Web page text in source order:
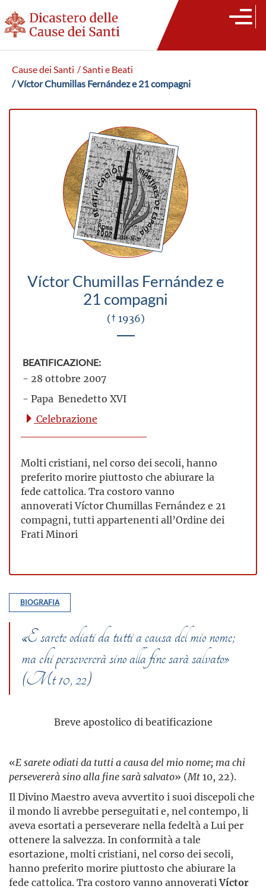
Cause dei Santi / Santi e Beati
/ Víctor Chumillas Fernández e 21 compagni
Víctor Chumillas Fernández e
21 compagni
(† 1936)
BEATIFICAZIONE:
- 28 ottobre 2007
- Papa Benedetto XVI
Celebrazione
Molti cristiani, nel corso dei secoli, hanno
preferito morire piuttosto che abiurare la
fede cattolica. Tra costoro vanno
annoverati Víctor Chumillas Fernández e 21
compagni, tutti appartenenti all’Ordine dei
Frati Minori
BIOGRAFIA
«E sarete odiati da tutti a causa del mio nome;
ma chi persevererà sino alla fine sarà salvato»
(Mt 10, 22)
Breve apostolico di beatificazione
«E sarete odiati da tutti a causa del mio nome; ma chi
persevererà sino alla fine sarà salvato» (Mt10, 22).
Il Divino Maestro aveva avvertito i suoi discepoli che
il mondo li avrebbe perseguitati e, nel contempo, li
aveva esortati a perseverare nella fedeltà a Lui per
ottenere la salvezza. In conformità a tale
esortazione, molti cristiani, nel corso dei secoli,
hanno preferito morire piuttosto che abiurare la
fede cattolica. Tra costoro vanno annoveratiVíctor